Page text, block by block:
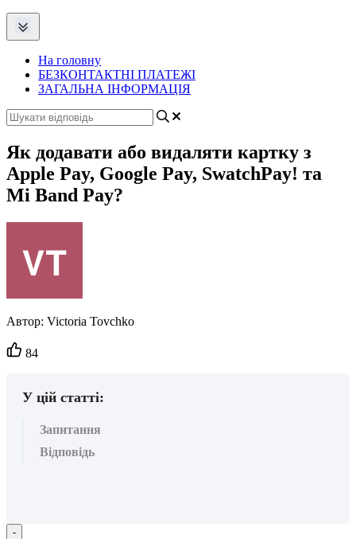
На головну
БЕЗКОНТАКТНІ ПЛАТЕЖІ
ЗАГАЛЬНА ІНФОРМАЦІЯ
Як додавати або видаляти картку з
Apple Pay, Google Pay, SwatchPay! та
Mi Band Pay?
Автор: Victoria Tovchko
Кількість
вподобайок:
84
У цій статті:
Запитання
Відповідь
-